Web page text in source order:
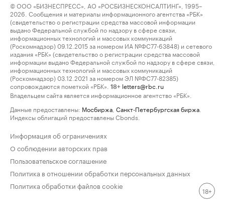
© ООО «БИЗНЕСПРЕСС», АО «РОСБИЗНЕСКОНСАЛТИНГ», 1995–
2026. Сообщения и материалы информационного агентства «РБК»
(свидетельство о регистрации средства массовой информации
выдано Федеральной службой по надзору в сфере связи,
информационных технологий и массовых коммуникаций
(Роскомнадзор) 09.12.2015 за номером ИА №ФС77-63848) и сетевого
издания «РБК» (свидетельство о регистрации средства массовой
информации выдано Федеральной службой по надзору в сфере связи,
информационных технологий и массовых коммуникаций
(Роскомнадзор) 03.12.2021 за номером ЭЛ №ФС77-82385)
сопровождаются пометкой «РБК».
18+ letters@rbc.ru
Владельцем сайта является информационное агентство «РБК».
Данные предоставлены: Мосбиржа Санкт-Петербургская биржа
Индексы облигаций предоставлены Cbonds.
Информация об ограничениях
О соблюдении авторских прав
Пользовательское соглашение
Политика в отношении обработки персональных данных
Политика обработки файлов cookie
18+